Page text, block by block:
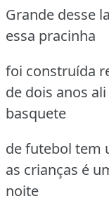
Grande desse
essa pracinha
foi construída
de dois anos
basquete
de futebol tem
as crianças é
noite